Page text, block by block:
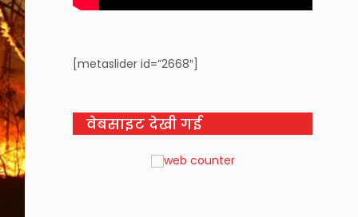
[metaslider id=”2668″]
वेबसाइट देखी गई